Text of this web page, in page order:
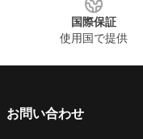
国際保証
使用国で提供
お問い合わせ